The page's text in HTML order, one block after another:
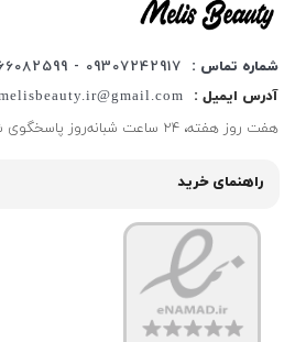
شماره تماس :
09307242917 - 02166082599
آدرس ایمیل :
هفت روز هفته، ۲۴ ساعت شبانه‌روز پاسخگوی شما هستیم.
راهنمای خرید